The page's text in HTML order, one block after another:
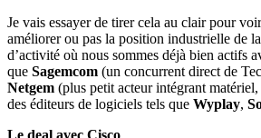
Je vais essayer de tirer cela au clair pour
améliorer ou pas la position industrielle de
d’activité où nous sommes déjà bien actifs
que Sagemcom (un concurrent direct de
Netgem (plus petit acteur intégrant
des éditeurs de logiciels tels que Wyplay,
Le deal avec Cisco